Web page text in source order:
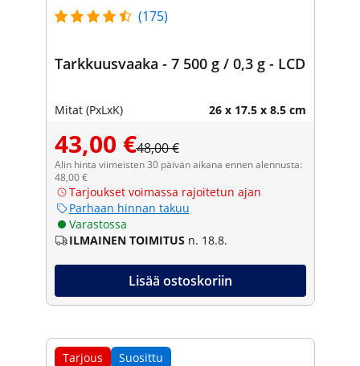
(175)
Tarkkuusvaaka - 7 500 g / 0,3 g - LCD
Mitat (PxLxK) 26 x 17.5 x 8.5 cm
43,00 €48,00 €
Alin hinta viimeisten 30 päivän aikana ennen alennusta:
48,00 €
Tarjoukset voimassa rajoitetun ajan
Parhaan hinnan takuu
Varastossa
ILMAINEN TOIMITUS n. 18.8.
Lisää ostoskoriin
Tarjous Suosittu